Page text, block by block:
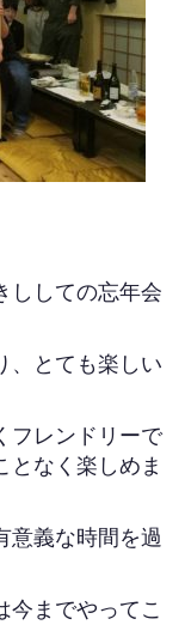
ししての忘年会
、とても楽しい
フレンドリーで
となく楽しめま
意義な時間を過
今までやってこ